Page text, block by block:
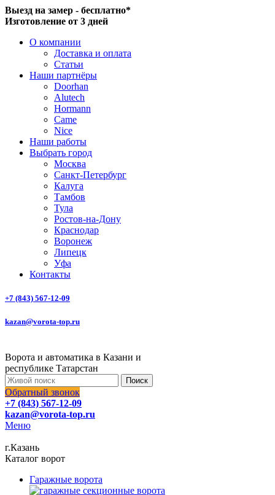
Выезд на замер - бесплатно*
Изготовление от 3 дней
О компании
Доставка и оплата
Статьи
Наши партнёры
Doorhan
Alutech
Hormann
Came
Nice
Наши работы
Выбрать город
Москва
Санкт-Петербург
Калуга
Тамбов
Тула
Ростов-на-Дону
Краснодар
Воронеж
Липецк
Уфа
Контакты
+7 (843) 567-12-09
kazan@vorota-top.ru
Ворота и автоматика в Казани и
республике Татарстан
Поиск
Обратный звонок
+7 (843) 567-12-09
kazan@vorota-top.ru
Меню
г.Казань
Каталог ворот
Гаражные ворота